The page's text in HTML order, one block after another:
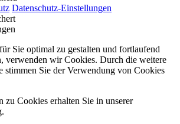
Datenschutz-Einstellungen
Sie optimal zu gestalten und fortlaufend
verwenden wir Cookies. Durch die weitere
stimmen Sie der Verwendung von Cookies
zu Cookies erhalten Sie in unserer